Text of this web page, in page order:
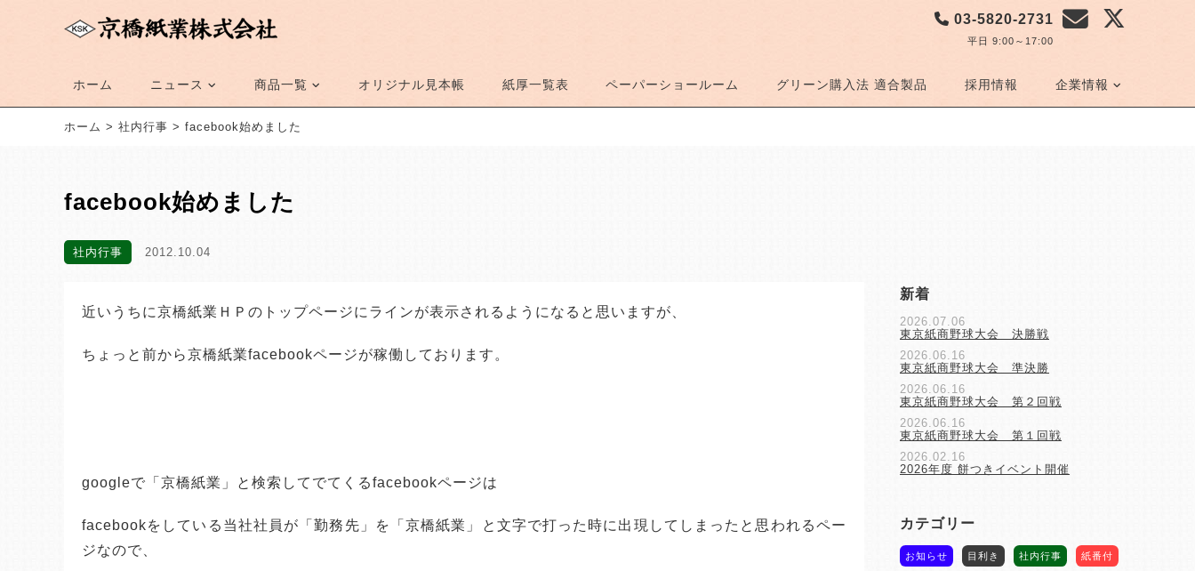
03-5820-2731
平日 9:00～17:00
ホーム ニュース 商品一覧 オリジナル見本帳 紙厚一覧表 ペーパーショールーム グリーン購入法 適合製品 採用情報 企業情報
ホーム > 社内行事 > facebook始めました
facebook始めました
社内行事 2012.10.04
近いうちに京橋紙業ＨＰのトップページにラインが表示されるようになると思いますが、
ちょっと前から京橋紙業facebookページが稼働しております。
googleで「京橋紙業」と検索してでてくるfacebookページは
facebookをしている当社社員が「勤務先」を「京橋紙業」と文字で打った時に出現してしまったと思われるペー
ジなので、
新着
2026.07.06
東京紙商野球大会 決勝戦
2026.06.16
東京紙商野球大会 準決勝
2026.06.16
東京紙商野球大会 第２回戦
2026.06.16
東京紙商野球大会 第１回戦
2026.02.16
2026年度 餅つきイベント開催
カテゴリー
お知らせ 目利き 社内行事 紙番付